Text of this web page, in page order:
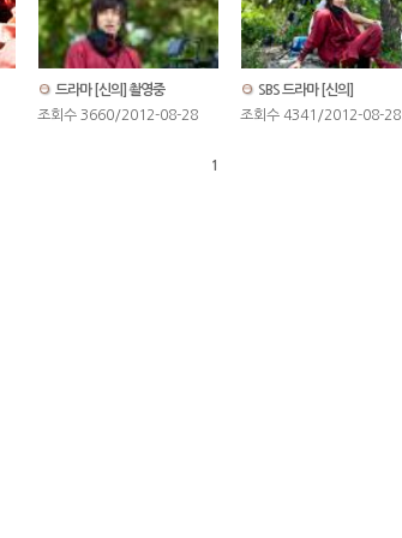
드라마 [신의] 촬영중
조회수 3660/2012-08-28
SBS 드라마 [신의]
조회수 4341/2012-08-28
1